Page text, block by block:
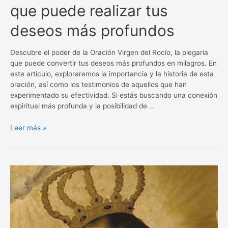
que puede realizar tus
deseos más profundos
Descubre el poder de la Oración Virgen del Rocío, la plegaria
que puede convertir tus deseos más profundos en milagros. En
este artículo, exploraremos la importancia y la historia de esta
oración, así como los testimonios de aquellos que han
experimentado su efectividad. Si estás buscando una conexión
espiritual más profunda y la posibilidad de …
Oración
del
para
un
milagro:
La
plegaria
Leer más »